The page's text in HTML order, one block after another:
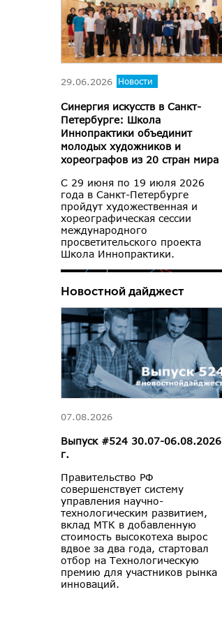
29.06.2026 Новости
Синергия искусств в Санкт-
Петербурге: Школа
Иннопрактики объединит
молодых художников и
хореографов из 20 стран мира
С 29 июня по 19 июля 2026
года в Санкт-Петербурге
пройдут художественная и
хореографическая сессии
международного
просветительского проекта
Школа Иннопрактики.
Новостной дайджест
07.08.2026
Выпуск #524 30.07-06.08.2026
г.
Правительство РФ
совершенствует систему
управления научно-
технологическим развитием,
вклад МТК в добавленную
стоимость высокотеха вырос
вдвое за два года, стартовал
отбор на Технологическую
премию для участников рынка
инноваций.